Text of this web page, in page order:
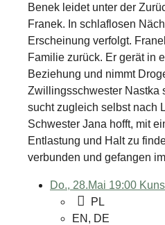
Benek leidet unter der
Franek. In schlaflosen
Erscheinung verfolgt.
Familie zurück. Er gerät in
Beziehung und nimmt
Zwillingsschwester Nastka
sucht zugleich selbst nach
Schwester Jana hofft, mit
Entlastung und Halt zu
verbunden und gefangen
Do., 28.Mai 19:00
PL
EN, DE